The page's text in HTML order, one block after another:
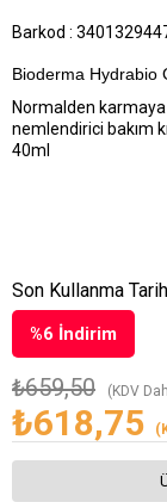
Barkod :
Bioderma Hydrabio
Normalden
nemlendirici bakım
40ml
%6 İndirim
₺659,50 (KDV
₺618,75
Son Kullanma